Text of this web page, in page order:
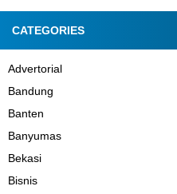
CATEGORIES
Advertorial
Bandung
Banten
Banyumas
Bekasi
Bisnis